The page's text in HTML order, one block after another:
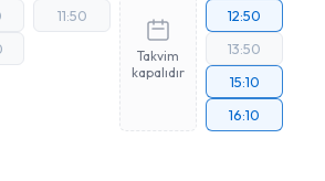
11:50
Takvim
kapalıdır
12:50
13:50
15:10
16:10